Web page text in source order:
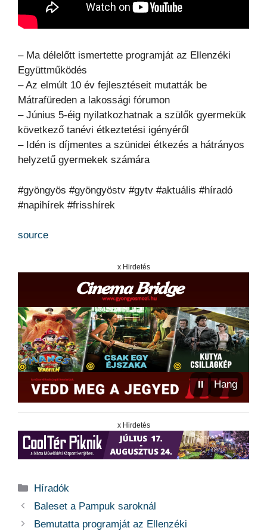
– Ma délelőtt ismertette programját az Ellenzéki
Együttműködés
– Az elmúlt 10 év fejlesztéseit mutatták be
Mátrafüreden a lakossági fórumon
– Június 5-éig nyilatkozhatnak a szülők gyermekük
következő tanévi étkeztetési igényéről
– Idén is díjmentes a szünidei étkezés a hátrányos
helyzetű gyermekek számára
#gyöngyös #gyöngyöstv #gytv #aktuális #híradó
#napihírek #frisshírek
source
x Hirdetés
⏸ Hang
x Hirdetés
Kategória
Híradók
Baleset a Pampuk saroknál
Bemutatta programját az Ellenzéki